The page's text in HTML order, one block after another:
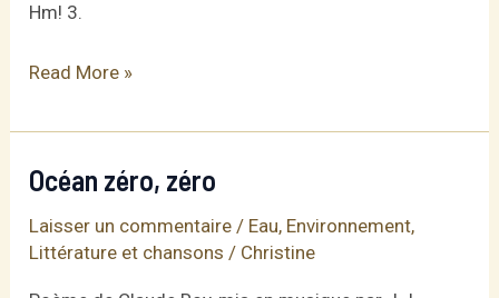
Hm! 3.
Le
–
Tudy
Read More »
Océan zéro, zéro
Laisser un commentaire / Eau, Environnement,
Littérature et chansons / Christine